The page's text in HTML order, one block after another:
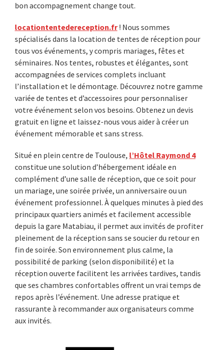
bon accompagnement change tout.
locationtentedereception.fr! Nous sommes
spécialisés dans la location de tentes de réception pour
tous vos événements, y compris mariages, fêtes et
séminaires. Nos tentes, robustes et élégantes, sont
accompagnées de services complets incluant
l’installation et le démontage. Découvrez notre gamme
variée de tentes et d’accessoires pour personnaliser
votre événement selon vos besoins. Obtenez un devis
gratuit en ligne et laissez-nous vous aider à créer un
événement mémorable et sans stress.
Situé en plein centre de Toulouse, l’Hôtel Raymond 4
constitue une solution d’hébergement idéale en
complément d’une salle de réception, que ce soit pour
un mariage, une soirée privée, un anniversaire ou un
événement professionnel. À quelques minutes à pied des
principaux quartiers animés et facilement accessible
depuis la gare Matabiau, il permet aux invités de profiter
pleinement de la réception sans se soucier du retour en
fin de soirée. Son environnement plus calme, la
possibilité de parking (selon disponibilité) et la
réception ouverte facilitent les arrivées tardives, tandis
que ses chambres confortables offrent un vrai temps de
repos après l’événement. Une adresse pratique et
rassurante à recommander aux organisateurs comme
aux invités.